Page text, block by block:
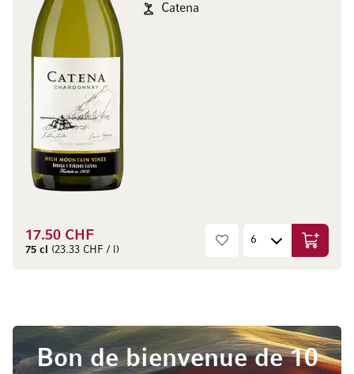
Catena
17.50 CHF
75 cl (23.33 CHF / l) Ajouter
Bon de bienvenue de 10